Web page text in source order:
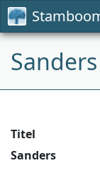
Sanders
Titel
Sanders